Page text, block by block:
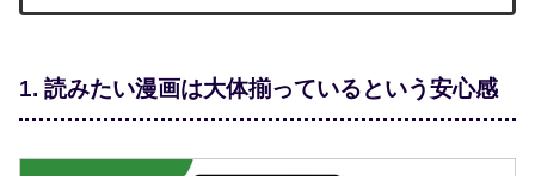
1. 読みたい漫画は大体揃っているという安心感